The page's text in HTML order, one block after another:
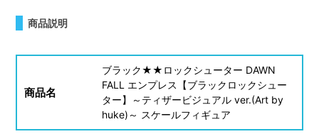
商品説明
商品名
ブラック★★ロックシューター DAWN
FALL エンプレス【ブラックロックシュー
ター】～ティザービジュアル ver.(Art by
huke)～ スケールフィギュア